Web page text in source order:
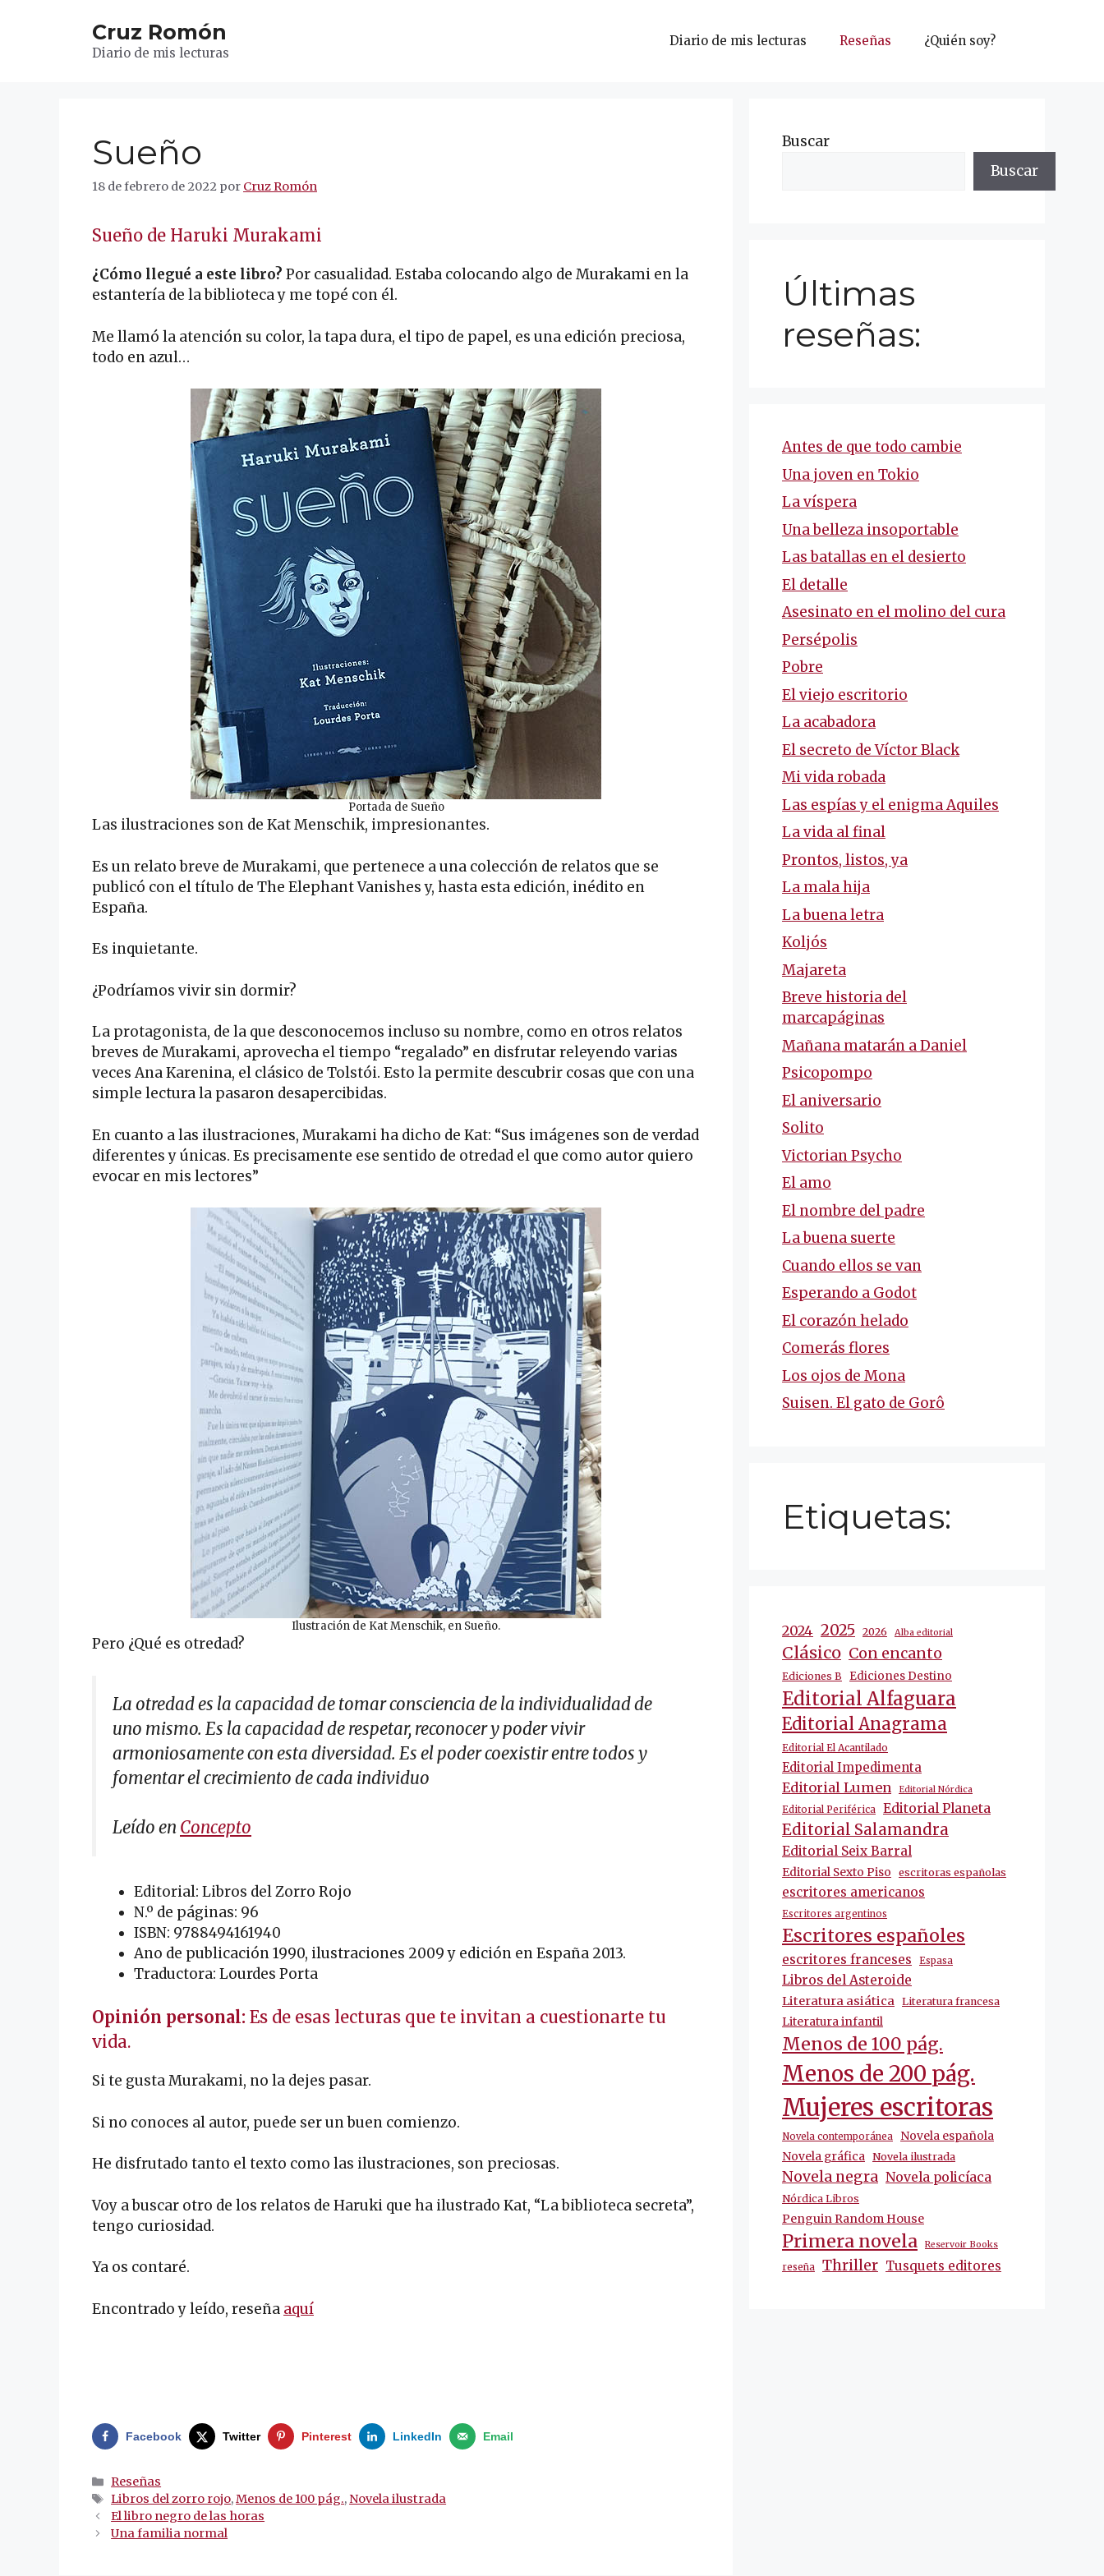
Cruz Romón
Diario de mis lecturas
Diario de mis lecturas Reseñas ¿Quién soy?
Sueño
18 de febrero de 2022 por Cruz Romón
Sueño de Haruki Murakami
¿Cómo llegué a este libro? Por casualidad. Estaba colocando algo de Murakami en la
estantería de la biblioteca y me topé con él.
Me llamó la atención su color, la tapa dura, el tipo de papel, es una edición preciosa,
todo en azul…
Portada de Sueño
Las ilustraciones son de Kat Menschik, impresionantes.
Es un relato breve de Murakami, que pertenece a una colección de relatos que se
publicó con el título de The Elephant Vanishes y, hasta esta edición, inédito en
España.
Es inquietante.
¿Podríamos vivir sin dormir?
La protagonista, de la que desconocemos incluso su nombre, como en otros relatos
breves de Murakami, aprovecha el tiempo “regalado” en disfrutar releyendo varias
veces Ana Karenina, el clásico de Tolstói. Esto la permite descubrir cosas que con una
simple lectura la pasaron desapercibidas.
En cuanto a las ilustraciones, Murakami ha dicho de Kat: “Sus imágenes son de verdad
diferentes y únicas. Es precisamente ese sentido de otredad el que como autor quiero
evocar en mis lectores”
Ilustración de Kat Menschik, en Sueño.
Pero ¿Qué es otredad?
La otredad es la capacidad de tomar consciencia de la individualidad de
uno mismo. Es la capacidad de respetar, reconocer y poder vivir
armoniosamente con esta diversidad. Es el poder coexistir entre todos y
fomentar el crecimiento de cada individuo
Leído enConcepto
Editorial: Libros del Zorro Rojo
N.º de páginas: 96
ISBN: 9788494161940
Ano de publicación 1990, ilustraciones 2009 y edición en España 2013.
Traductora: Lourdes Porta
Opinión personal: Es de esas lecturas que te invitan a cuestionarte tu
vida.
Si te gusta Murakami, no la dejes pasar.
Si no conoces al autor, puede ser un buen comienzo.
He disfrutado tanto el texto como las ilustraciones, son preciosas.
Voy a buscar otro de los relatos de Haruki que ha ilustrado Kat, “La biblioteca secreta”,
tengo curiosidad.
Ya os contaré.
Encontrado y leído, reseña aquí
Facebook Twitter Pinterest LinkedIn Email
Categorías
Reseñas
Etiquetas
Libros del zorro rojo,Menos de 100 pág.,Novela ilustrada
Navegación
de
El libro negro de las horas
Una familia normal
Buscar
Buscar
Últimas
reseñas:
Antes de que todo cambie
Una joven en Tokio
La víspera
Una belleza insoportable
Las batallas en el desierto
El detalle
Asesinato en el molino del cura
Persépolis
Pobre
El viejo escritorio
La acabadora
El secreto de Víctor Black
Mi vida robada
Las espías y el enigma Aquiles
La vida al final
Prontos, listos, ya
La mala hija
La buena letra
Koljós
Majareta
Breve historia del
marcapáginas
Mañana matarán a Daniel
Psicopompo
El aniversario
Solito
Victorian Psycho
El amo
El nombre del padre
La buena suerte
Cuando ellos se van
Esperando a Godot
El corazón helado
Comerás flores
Los ojos de Mona
Suisen. El gato de Gorô
Etiquetas:
2024 2025 2026 Alba editorial
Clásico Con encanto
Ediciones B Ediciones Destino
Editorial Alfaguara
Editorial Anagrama
Editorial El Acantilado
Editorial Impedimenta
Editorial Lumen Editorial Nórdica
Editorial Periférica Editorial Planeta
Editorial Salamandra
Editorial Seix Barral
Editorial Sexto Piso escritoras españolas
escritores americanos
Escritores argentinos
Escritores españoles
escritores franceses Espasa
Libros del Asteroide
Literatura asiática Literatura francesa
Literatura infantil
Menos de 100 pág.
Menos de 200 pág.
Mujeres escritoras
Novela contemporánea
Novela española
Novela gráfica Novela ilustrada
Novela negra Novela policíaca
Nórdica Libros
Penguin Random House
Primera novela Reservoir Books
reseña Thriller Tusquets editores